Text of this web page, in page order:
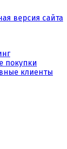
версия сайта
покупки
клиенты